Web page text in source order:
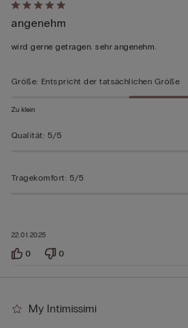
Mit
5
von
bewertet
22.01.2025
angenehm
wird gerne getragen. sehr angenehm.
Größe: Entspricht der tatsächlichen Größe
Zu klein
Qualität: 5/5
Tragekomfort: 5/5
0 0
My Intimissimi